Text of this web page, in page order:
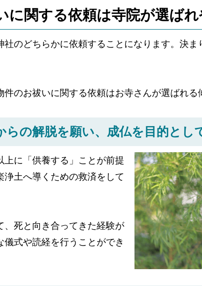
に関する依頼は寺院が選ば
のどちらかに依頼することになります。決
のお祓いに関する依頼はお寺さんが選ばれる
の解脱を願い、 成仏を目的とし
に「供養する」ことが前提
土へ導くための救済をして
、死と向き合ってきた経験が
式や読経を行うことができ